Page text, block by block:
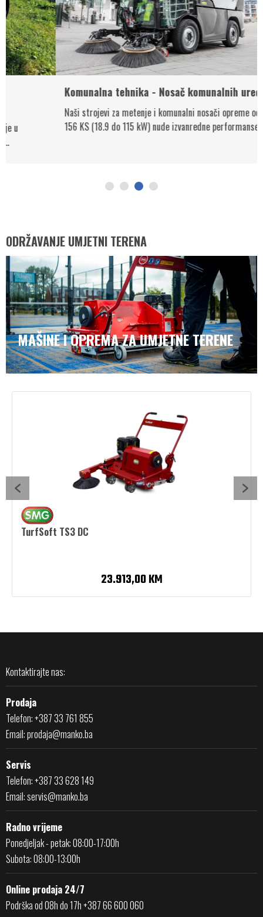
Komunalna tehnika - Nosač komunalnih uređaja
Naši strojevi za metenje i komunalni nosači opreme od 26 do
156 KS (18.9 do 115 kW) nude izvanredne performanse za svaku...
ODRŽAVANJE UMJETNI TERENA
MAŠINE I OPREMA ZA UMJETNE TERENE
TurfSoft TS3 DC
23.913,00 KM
Kontaktirajte nas:
Prodaja
Telefon: +387 33 761 855
Email:prodaja@manko.ba
Servis
Telefon: +387 33 628 149
Email:servis@manko.ba
Radno vrijeme
Ponedjeljak - petak: 08:00-17:00h
Subota: 08:00-13:00h
Online prodaja 24/7
Podrška od 08h do 17h +387 66 600 060